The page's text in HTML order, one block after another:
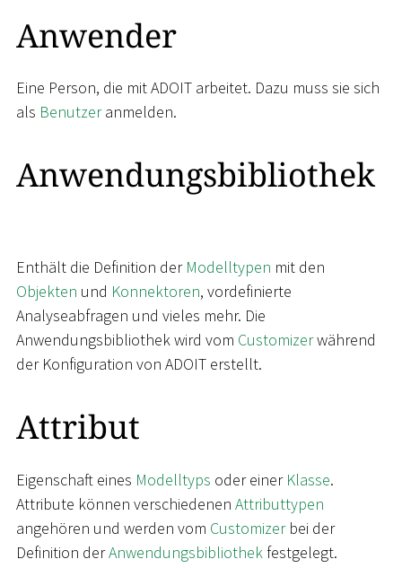
Anwender
Eine Person, die mit ADOIT arbeitet. Dazu muss sie sich
als Benutzeranmelden.
Anwendungsbibliothek
Enthält die Definition der Modelltypen mit den
Objekten und Konnektoren, vordefinierte
Analyseabfragen und vieles mehr. Die
Anwendungsbibliothek wird vom Customizerwährend
der Konfiguration von ADOIT erstellt.
Attribut
Eigenschaft eines Modelltyps oder einer Klasse.
Attribute können verschiedenen Attributtypen
angehören und werden vom Customizerbei der
Definition derAnwendungsbibliothek festgelegt.